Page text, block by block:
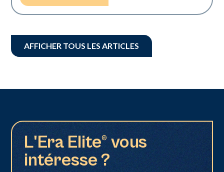
AFFICHER TOUS LES ARTICLES
L'Era Elite® vous
intéresse ?